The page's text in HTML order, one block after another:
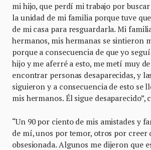
mi hijo, que perdí mi trabajo por
la unidad de mi familia porque tuve
de mi casa para resguardarla. Mi
hermanos, mis hermanas se sintieron
porque a consecuencia de que yo
hijo y me aferré a esto, me metí muy
encontrar personas desaparecidas, y
siguieron y a consecuencia de esto se
mis hermanos. Él sigue desaparecido”,
“Un 90 por ciento de mis amistades y
de mí, unos por temor, otros por creer
obsesionada. Algunos me dijeron que